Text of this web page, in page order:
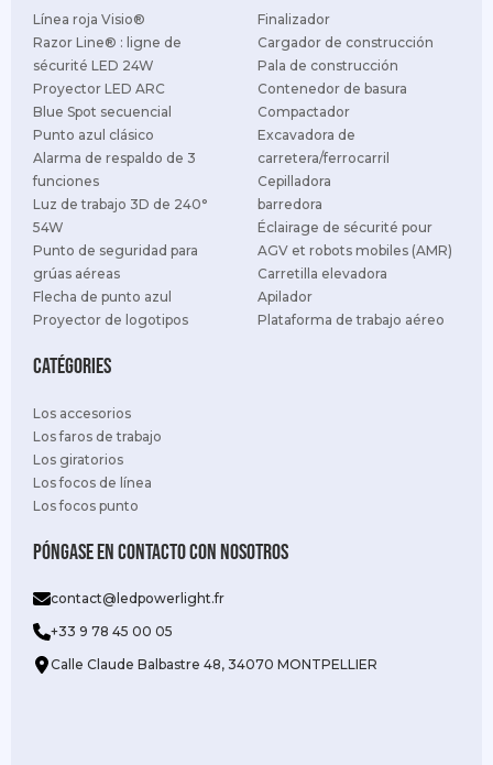
Línea roja Visio®
Razor Line® : ligne de
sécurité LED 24W
Proyector LED ARC
Blue Spot secuencial
Punto azul clásico
Alarma de respaldo de 3
funciones
Luz de trabajo 3D de 240°
54W
Punto de seguridad para
grúas aéreas
Flecha de punto azul
Proyector de logotipos
Catégories
Los accesorios
Los faros de trabajo
Los giratorios
Los focos de línea
Los focos punto
Finalizador
Cargador de construcción
Pala de construcción
Contenedor de basura
Compactador
Excavadora de
carretera/ferrocarril
Cepilladora
barredora
Éclairage de sécurité pour
AGV et robots mobiles (AMR)
Carretilla elevadora
Apilador
Plataforma de trabajo aéreo
Póngase en contacto con nosotros
contact@ledpowerlight.fr
+33 9 78 45 00 05
Calle Claude Balbastre 48, 34070 MONTPELLIER